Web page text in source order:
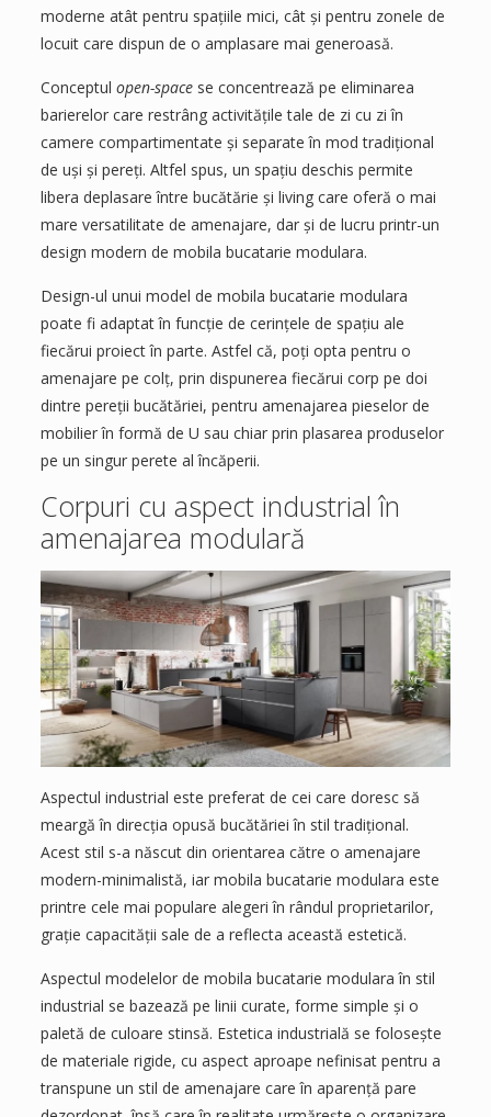
moderne atât pentru spațiile mici, cât și pentru zonele de
locuit care dispun de o amplasare mai generoasă.
Conceptul open-spacese concentrează pe eliminarea
barierelor care restrâng activitățile tale de zi cu zi în
camere compartimentate și separate în mod tradițional
de uși și pereți. Altfel spus, un spațiu deschis permite
libera deplasare între bucătărie și living care oferă o mai
mare versatilitate de amenajare, dar și de lucru printr-un
design modern de mobila bucatarie modulara.
Design-ul unui model de mobila bucatarie modulara
poate fi adaptat în funcție de cerințele de spațiu ale
fiecărui proiect în parte. Astfel că, poți opta pentru o
amenajare pe colț, prin dispunerea fiecărui corp pe doi
dintre pereții bucătăriei, pentru amenajarea pieselor de
mobilier în formă de U sau chiar prin plasarea produselor
pe un singur perete al încăperii.
Corpuri cu aspect industrial în
amenajarea modulară
Aspectul industrial este preferat de cei care doresc să
meargă în direcția opusă bucătăriei în stil tradițional.
Acest stil s-a născut din orientarea către o amenajare
modern-minimalistă, iar mobila bucatarie modulara este
printre cele mai populare alegeri în rândul proprietarilor,
grație capacității sale de a reflecta această estetică.
Aspectul modelelor de mobila bucatarie modulara în stil
industrial se bazează pe linii curate, forme simple și o
paletă de culoare stinsă. Estetica industrială se folosește
de materiale rigide, cu aspect aproape nefinisat pentru a
transpune un stil de amenajare care în aparență pare